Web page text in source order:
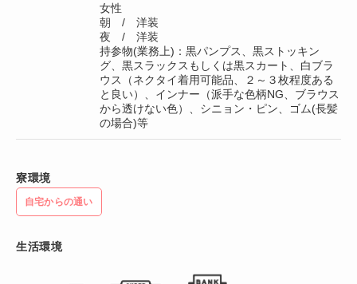
女性
朝 / 洋装
夜 / 洋装
持参物(業務上)：黒パンプス、黒ストッキン
グ、黒スラックスもしくは黒スカート、白ブラ
ウス（ネクタイ着用可能品、２～３枚程度ある
と良い）、インナー（派手な色柄NG、ブラウス
から透けない色）、シニョン・ピン、ゴム(長髪
の場合)等
寮環境
自宅からの通い
生活環境